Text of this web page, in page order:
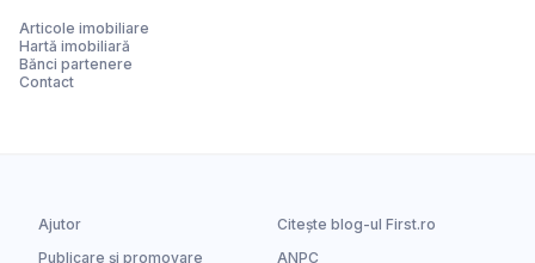
Articole imobiliare
Hartă imobiliară
Bănci partenere
Contact
Ajutor
Citește blog-ul First.ro
Publicare și promovare
ANPC